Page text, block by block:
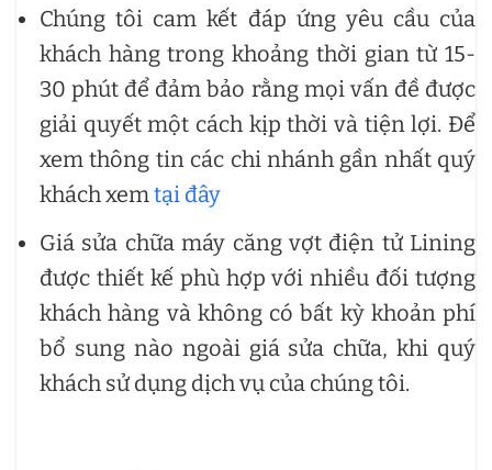
Chúng tôi cam kết đáp ứng yêu cầu của
khách hàng trong khoảng thời gian từ 15-
30 phút để đảm bảo rằng mọi vấn đề được
giải quyết một cách kịp thời và tiện lợi. Để
xem thông tin các chi nhánh gần nhất quý
khách xemtại đây
Giá sửa chữa máy căng vợt điện tử Lining
được thiết kế phù hợp với nhiều đối tượng
khách hàng và không có bất kỳ khoản phí
bổ sung nào ngoài giá sửa chữa, khi quý
khách sử dụng dịch vụ của chúng tôi.